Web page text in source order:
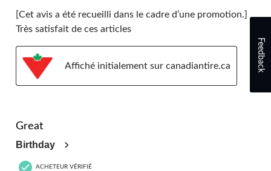
[Cet avis a été recueilli dans le cadre d’une promotion.]
Très satisfait de ces articles
Affiché initialement sur canadiantire.ca
Great
Birthday
ACHETEUR VÉRIFIÉ
Feedback